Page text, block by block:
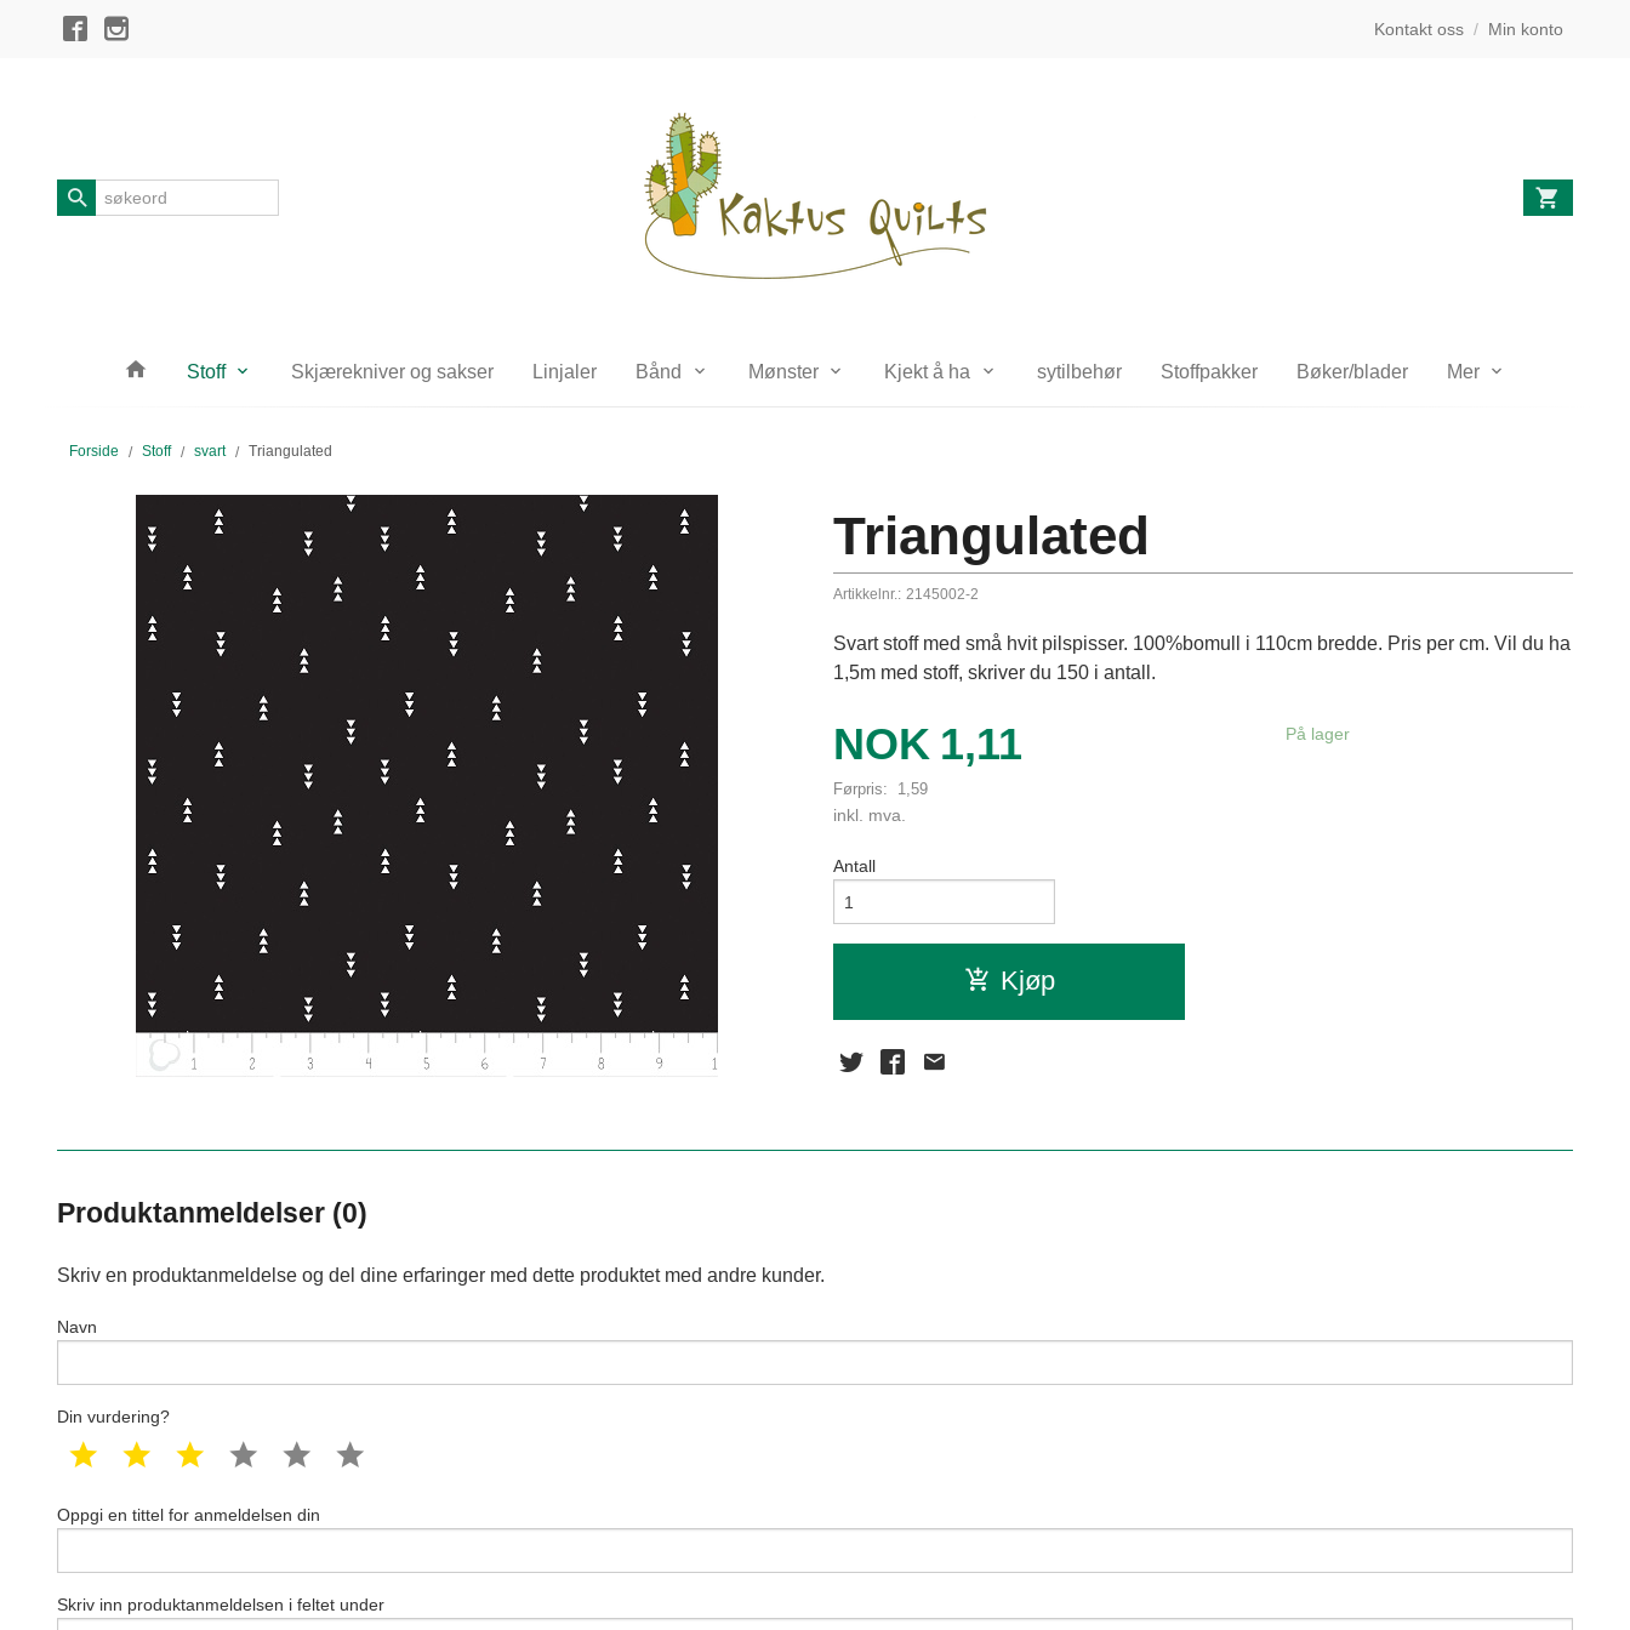
Kontakt oss / Min konto
Produkter
Stoff Skjærekniver og sakser Linjaler Bånd Mønster Kjekt å ha sytilbehør Stoffpakker Bøker/blader Mer
Forside Stoff svart Triangulated
Triangulated
Artikkelnr.: 2145002-2
Svart stoff med små hvit pilspisser. 100%bomull i 110cm bredde. Pris per cm. Vil du ha
1,5m med stoff, skriver du 150 i antall.
Tilbud
NOK 1,11
Førpris: 1,59
Rabatt
inkl. mva.
På lager
Antall
Kjøp
Produktanmeldelser (0)
Skriv en produktanmeldelse og del dine erfaringer med dette produktet med andre kunder.
Navn
Din vurdering?
1 star 2 star 3 star 4 star 5 star
Oppgi en tittel for anmeldelsen din
Skriv inn produktanmeldelsen i feltet under